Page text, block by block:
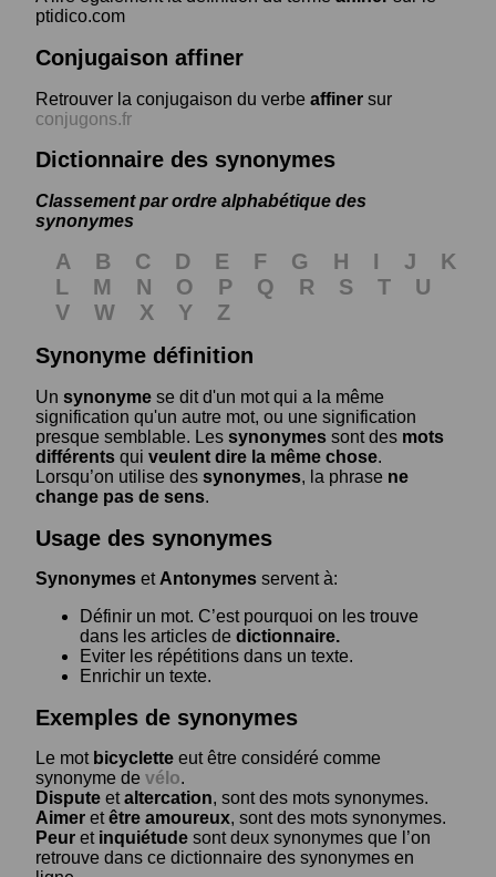
ptidico.com
Conjugaison affiner
Retrouver la conjugaison du verbe affiner sur
conjugons.fr
Dictionnaire des synonymes
Classement par ordre alphabétique des
synonymes
A B C D E F G H I J
K
L
M N O P Q R S T
U
V
W X Y
Z
Synonyme définition
Un synonyme se dit d'un mot qui a la même
signification qu'un autre mot, ou une signification
presque semblable. Les synonymes sont des mots
différents qui veulent dire la même chose.
Lorsqu’on utilise des synonymes, la phrase ne
change pas de sens.
Usage des synonymes
Synonymes et Antonymes servent à:
Définir un mot. C’est pourquoi on les trouve
dans les articles de dictionnaire.
Eviter les répétitions dans un texte.
Enrichir un texte.
Exemples de synonymes
Le mot bicyclette eut être considéré comme
synonyme de vélo.
Dispute etaltercation, sont des mots synonymes.
Aimer etêtre amoureux, sont des mots synonymes.
Peur et inquiétude sont deux synonymes que l’on
retrouve dans ce dictionnaire des synonymes en